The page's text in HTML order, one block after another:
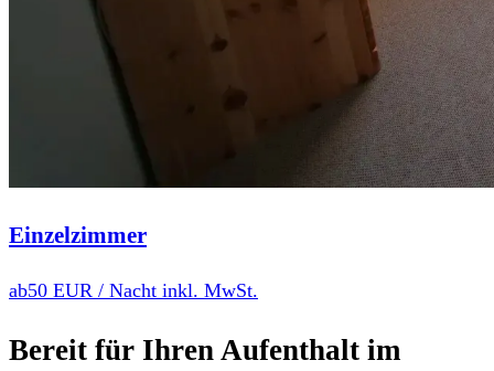
Einzelzimmer
ab50 EUR / Nacht inkl. MwSt.
Bereit für Ihren Aufenthalt im